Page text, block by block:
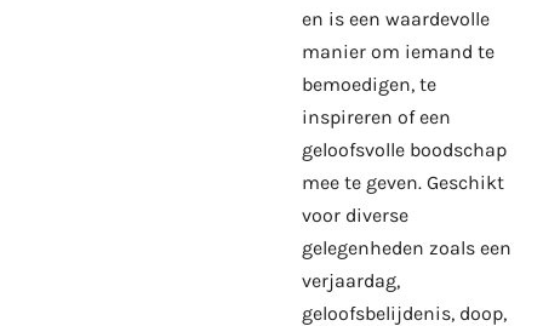
en is een waardevolle
manier om iemand te
bemoedigen, te
inspireren of een
geloofsvolle boodschap
mee te geven. Geschikt
voor diverse
gelegenheden zoals een
verjaardag,
geloofsbelijdenis, doop,